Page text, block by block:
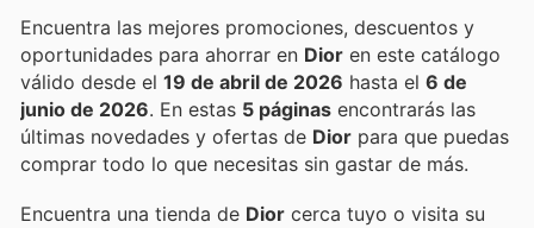
Encuentra las mejores promociones, descuentos y
oportunidades para ahorrar en Dior en este catálogo
válido desde el 19 de abril de 2026 hasta el 6 de
junio de 2026 . En estas 5 páginas encontrarás las
últimas novedades y ofertas de Dior para que puedas
comprar todo lo que necesitas sin gastar de más.
Encuentra una tienda de Dior cerca tuyo o visita su